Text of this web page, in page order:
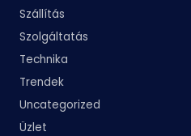
Szállítás
Szolgáltatás
Technika
Trendek
Uncategorized
Üzlet